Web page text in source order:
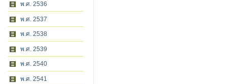
พ.ศ. 2536
พ.ศ. 2537
พ.ศ. 2538
พ.ศ. 2539
พ.ศ. 2540
พ.ศ. 2541